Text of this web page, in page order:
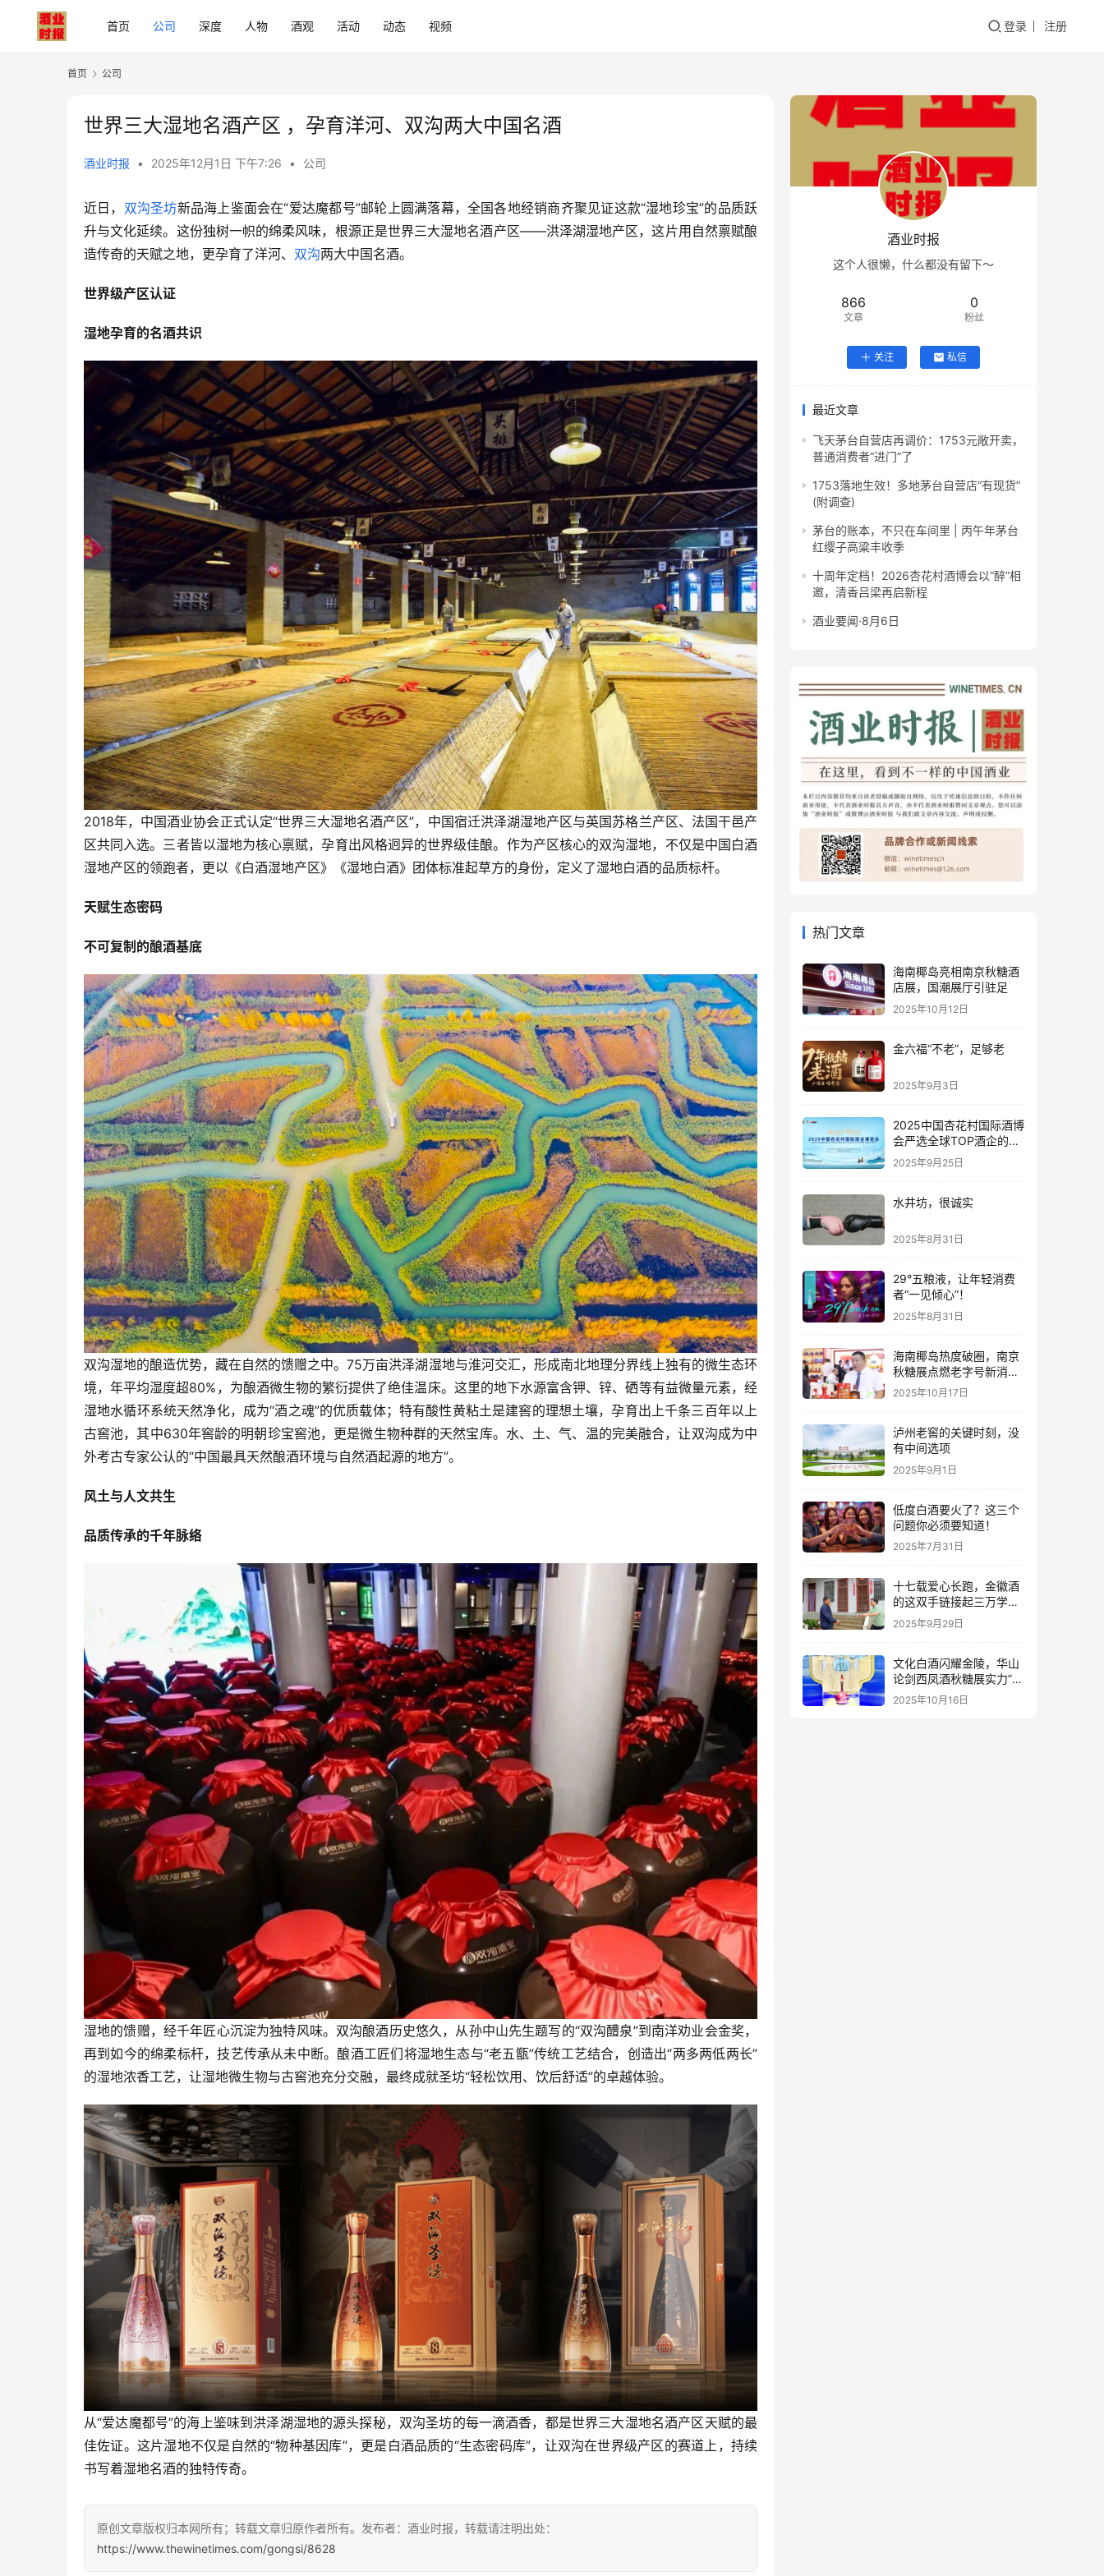
首页 公司 深度 人物 酒观 活动 动态 视频 登录 注册
首页 公司
世界三大湿地名酒产区 ，孕育洋河、双沟两大中国名酒
酒业时报 • 2025年12月1日 下午7:26 • 公司
近日， 双沟圣坊新品海上鉴面会在“爱达魔都号”邮轮上圆满落幕，全国各地经销商齐聚见证这款“湿地珍宝”的品质跃
升与文化延续。这份独树一帜的绵柔风味，根源正是世界三大湿地名酒产区——洪泽湖湿地产区，这片用自然禀赋酿
造传奇的天赋之地，更孕育了洋河、 双沟两大中国名酒。
世界级产区认证
湿地孕育的名酒共识
2018年，中国酒业协会正式认定“世界三大湿地名酒产区”，中国宿迁洪泽湖湿地产区与英国苏格兰产区、法国干邑产
区共同入选。三者皆以湿地为核心禀赋，孕育出风格迥异的世界级佳酿。作为产区核心的双沟湿地，不仅是中国白酒
湿地产区的领跑者，更以《白酒湿地产区》《湿地白酒》团体标准起草方的身份，定义了湿地白酒的品质标杆。
天赋生态密码
不可复制的酿酒基底
双沟湿地的酿造优势，藏在自然的馈赠之中。75万亩洪泽湖湿地与淮河交汇，形成南北地理分界线上独有的微生态环
境，年平均湿度超80%，为酿酒微生物的繁衍提供了绝佳温床。这里的地下水源富含钾、锌、硒等有益微量元素，经
湿地水循环系统天然净化，成为“酒之魂”的优质载体；特有酸性黄粘土是建窖的理想土壤，孕育出上千条三百年以上
古窖池，其中630年窖龄的明朝珍宝窖池，更是微生物种群的天然宝库。水、土、气、温的完美融合，让双沟成为中
外考古专家公认的“中国最具天然酿酒环境与自然酒起源的地方”。
风土与人文共生
品质传承的千年脉络
湿地的馈赠，经千年匠心沉淀为独特风味。双沟酿酒历史悠久，从孙中山先生题写的“双沟醴泉”到南洋劝业会金奖，
再到如今的绵柔标杆，技艺传承从未中断。酿酒工匠们将湿地生态与“老五甑”传统工艺结合，创造出“两多两低两长”
的湿地浓香工艺，让湿地微生物与古窖池充分交融，最终成就圣坊“轻松饮用、饮后舒适”的卓越体验。
从“爱达魔都号”的海上鉴味到洪泽湖湿地的源头探秘，双沟圣坊的每一滴酒香，都是世界三大湿地名酒产区天赋的最
佳佐证。这片湿地不仅是自然的“物种基因库”，更是白酒品质的“生态密码库”，让双沟在世界级产区的赛道上，持续
书写着湿地名酒的独特传奇。
原创文章版权归本网所有；转载文章归原作者所有。发布者：酒业时报，转载请注明出处：
https://www.thewinetimes.com/gongsi/8628
酒业时报
这个人很懒，什么都没有留下～
866
文章
0
粉丝
关注 私信
最近文章
飞天茅台自营店再调价：1753元敞开卖，
普通消费者“进门”了
1753落地生效！多地茅台自营店“有现货”
(附调查)
茅台的账本，不只在车间里 | 丙午年茅台
红缨子高粱丰收季
十周年定档！2026杏花村酒博会以“醉”相
邀，清香吕梁再启新程
酒业要闻·8月6日
热门文章
海南椰岛亮相南京秋糖酒
店展，国潮展厅引驻足
2025年10月12日
金六福“不老”，足够老
2025年9月3日
2025中国杏花村国际酒博
会严选全球TOP酒企的底
气何在？
2025年9月25日
水井坊，很诚实
2025年8月31日
29°五粮液，让年轻消费
者“一见倾心”！
2025年8月31日
海南椰岛热度破圈，南京
秋糖展点燃老字号新消费
热潮
2025年10月17日
泸州老窖的关键时刻，没
有中间选项
2025年9月1日
低度白酒要火了？这三个
问题你必须要知道！
2025年7月31日
十七载爱心长跑，金徽酒
的这双手链接起三万学子
的人生路
2025年9月29日
文化白酒闪耀金陵，华山
论剑西凤酒秋糖展实力”出
圈”
2025年10月16日